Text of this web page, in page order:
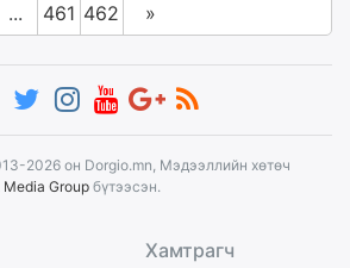
...
461 462 »
2026 он Dorgio.mn, Мэдээллийн хөтөч
Media Group бүтээсэн.
Хамтрагч